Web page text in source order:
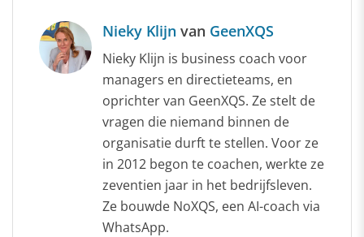
Nieky Klijn van GeenXQS
Nieky Klijn is business coach voor
managers en directieteams, en
oprichter van GeenXQS. Ze stelt de
vragen die niemand binnen de
organisatie durft te stellen. Voor ze
in 2012 begon te coachen, werkte ze
zeventien jaar in het bedrijfsleven.
Ze bouwde NoXQS, een AI-coach via
WhatsApp.